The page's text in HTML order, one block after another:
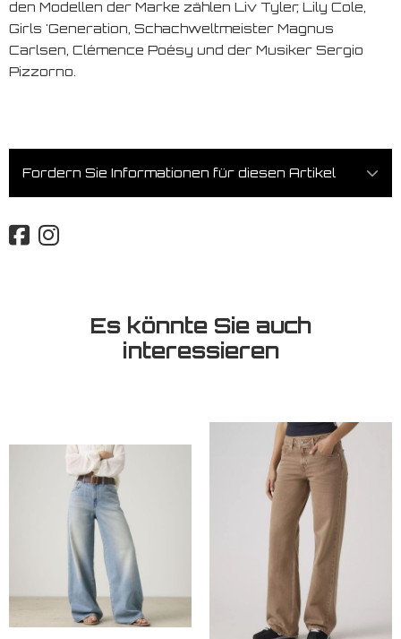
den Modellen der Marke zählen Liv Tyler, Lily Cole,
Girls 'Generation, Schachweltmeister Magnus
Carlsen, Clémence Poésy und der Musiker Sergio
Pizzorno.
Fordern Sie Informationen für diesen Artikel
Es könnte Sie auch
interessieren